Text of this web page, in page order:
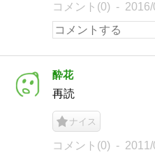
コメント(0)
酔花
再読
ナイス
コメント(0)